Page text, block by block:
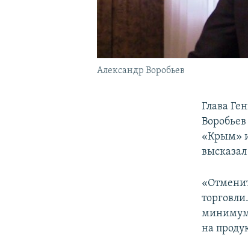
Александр Воробьев
Глава
«Крым»
на